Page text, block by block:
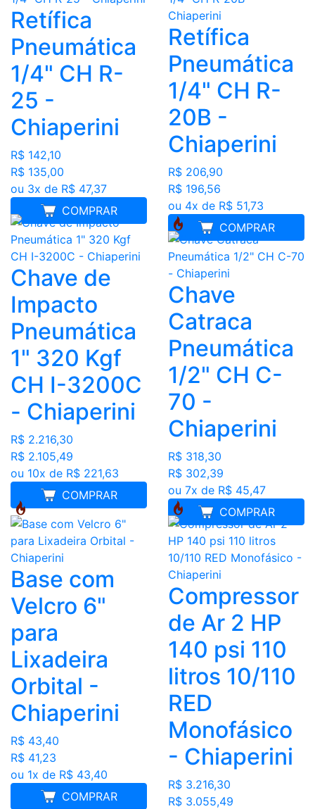
Retífica
Pneumática
1/4" CH R-
25 -
Chiaperini
R$ 142,10
R$ 135,00
ou 3x de R$ 47,37
COMPRAR
Retífica
Pneumática
1/4" CH R-
20B -
Chiaperini
R$ 206,90
R$ 196,56
ou 4x de R$ 51,73
COMPRAR
Chave de
Impacto
Pneumática
1" 320 Kgf
CH I-3200C
- Chiaperini
R$ 2.216,30
R$ 2.105,49
ou 10x de R$ 221,63
COMPRAR
Chave
Catraca
Pneumática
1/2" CH C-
70 -
Chiaperini
R$ 318,30
R$ 302,39
ou 7x de R$ 45,47
COMPRAR
Base com
Velcro 6"
para
Lixadeira
Orbital -
Chiaperini
R$ 43,40
R$ 41,23
ou 1x de R$ 43,40
COMPRAR
Compressor
de Ar 2 HP
140 psi 110
litros 10/110
RED
Monofásico
- Chiaperini
R$ 3.216,30
R$ 3.055,49